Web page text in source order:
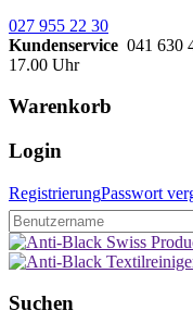
027 955 22 30
Kundenservice 041 630
17.00 Uhr
Warenkorb
Login
RegistrierungPasswort
Suchen